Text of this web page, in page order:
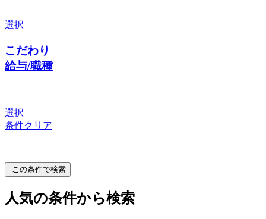
選択
こだわり
給与/職種
選択
条件クリア
この条件で検索
人気の条件から検索